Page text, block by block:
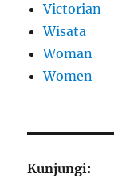
Victorian
Wisata
Woman
Women
Kunjungi: